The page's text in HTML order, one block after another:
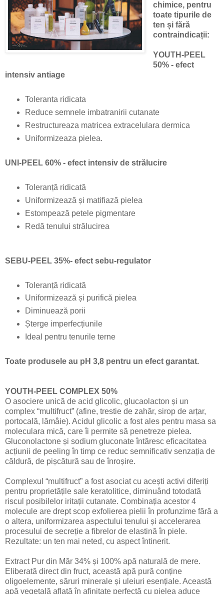
chimice, pentru
toate tipurile de
ten și fără
contraindicații:
YOUTH-PEEL
50% - efect
intensiv antiage
Toleranta ridicata
Reduce semnele imbatranirii cutanate
Restructureaza matricea extracelulara dermica
Uniformizeaza pielea.
UNI-PEEL 60% - efect intensiv de strălucire
Toleranță ridicată
Uniformizează și matifiază pielea
Estompează petele pigmentare
Redă tenului strălucirea
SEBU-PEEL 35%- efect sebu-regulator
Toleranță ridicată
Uniformizează și purifică pielea
Diminuează porii
Șterge imperfecțiunile
Ideal pentru tenurile terne
Toate produsele au pH 3,8 pentru un efect garantat.
YOUTH-PEEL COMPLEX 50%
O asociere unică de acid glicolic, glucaolacton și un
complex “multifruct” (afine, trestie de zahăr, sirop de arțar,
portocală, lămâie). Acidul glicolic a fost ales pentru masa sa
moleculara mică, care îi permite să penetreze pielea.
Gluconolactone și sodium gluconate întăresc eficacitatea
acțiunii de peeling în timp ce reduc semnificativ senzația de
căldură, de pișcătură sau de înroșire.
Complexul “multifruct” a fost asociat cu acești activi diferiți
pentru proprietățile sale keratolitice, diminuând totodată
riscul posibilelor iritații cutanate. Combinația acestor 4
molecule are drept scop exfolierea pielii în profunzime fără a
o altera, uniformizarea aspectului tenului și accelerarea
procesului de secreție a fibrelor de elastină în piele.
Rezultate: un ten mai neted, cu aspect întinerit.
Extract Pur din Măr 34% și 100% apă naturală de mere.
Eliberată direct din fruct, această apă pură conține
oligoelemente, săruri minerale și uleiuri esențiale. Această
apă vegetală aflată în afinitate perfectă cu pielea aduce